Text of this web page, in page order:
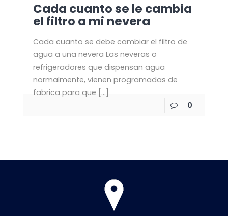
Cada cuanto se le cambia
el filtro a mi nevera
Cada cuanto se debe cambiar el filtro de
agua a una nevera Las neveras o
refrigeradores que dispensan agua
normalmente, vienen programadas de
fabrica para que […]
0